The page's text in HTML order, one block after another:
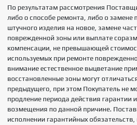
По результатам рассмотрения
либо о способе ремонта, либо о замене
штучного изделия на новое, замене
поврежденной зоны или выплате
компенсации, не превышающей
используемых при ремонте
внимание естественное выцветание
восстановленные зоны могут
предыдущего, при этом Покупатель не
продление периода действия гарантии
возмещения по данной причине.
исполнении гарантийных обязательств,